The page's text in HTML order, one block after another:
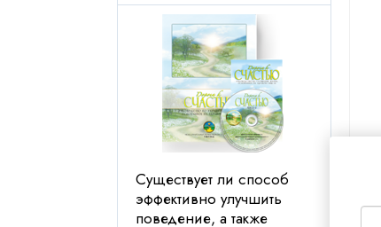
12. Берегите и улучшайте
своё окружение
13. Не крадите
14. Будьте достойны
доверия
15. Возвращайте свои
долги
16. Будьте трудолюбивы
17. Будьте компетентны
Существует ли способ
эффективно улучшить
поведение, а также